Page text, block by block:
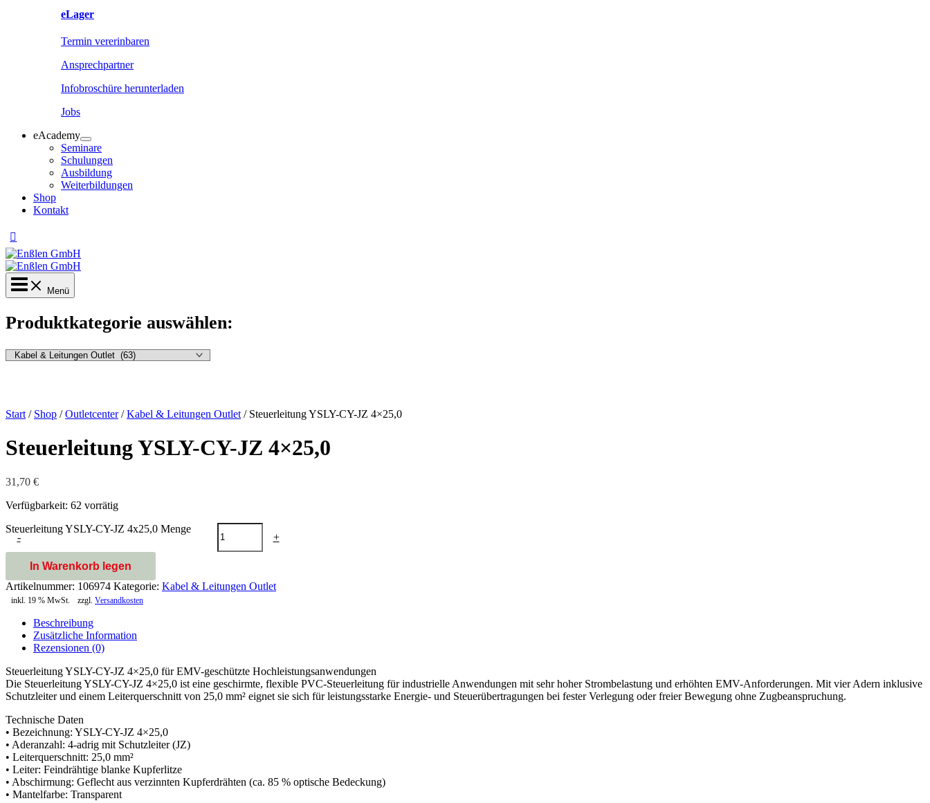
eLager
Termin vererinbaren
Ansprechpartner
Infobroschüre herunterladen
Jobs
eAcademy
Seminare
Schulungen
Ausbildung
Weiterbildungen
Shop
Kontakt
Menü
Produktkategorie auswählen:
Start / Shop /Outletcenter/Kabel & Leitungen Outlet / Steuerleitung YSLY-CY-JZ 4×25,0
Steuerleitung YSLY-CY-JZ 4×25,0
31,70 €
Verfügbarkeit: 62 vorrätig
-
Steuerleitung YSLY-CY-JZ 4x25,0 Menge
+
In Warenkorb legen
Artikelnummer: 106974 Kategorie: Kabel & Leitungen Outlet
inkl. 19 % MwSt. zzgl. Versandkosten
Beschreibung
Zusätzliche Information
Rezensionen (0)
Steuerleitung YSLY-CY-JZ 4×25,0 für EMV-geschützte Hochleistungsanwendungen
Die Steuerleitung YSLY-CY-JZ 4×25,0 ist eine geschirmte, flexible PVC-Steuerleitung für industrielle Anwendungen mit sehr hoher Strombelastung und erhöhten EMV-Anforderungen. Mit vier Adern inklusive
Schutzleiter und einem Leiterquerschnitt von 25,0 mm² eignet sie sich für leistungsstarke Energie- und Steuerübertragungen bei fester Verlegung oder freier Bewegung ohne Zugbeanspruchung.
Technische Daten
• Bezeichnung: YSLY-CY-JZ 4×25,0
• Aderanzahl: 4-adrig mit Schutzleiter (JZ)
• Leiterquerschnitt: 25,0 mm²
• Leiter: Feindrähtige blanke Kupferlitze
• Abschirmung: Geflecht aus verzinnten Kupferdrähten (ca. 85 % optische Bedeckung)
• Mantelfarbe: Transparent